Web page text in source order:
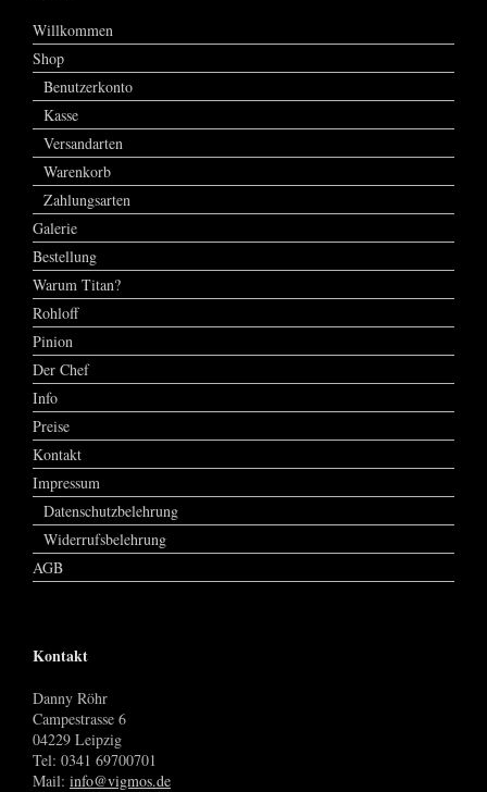
Willkommen
Shop
Benutzerkonto
Kasse
Versandarten
Warenkorb
Zahlungsarten
Galerie
Bestellung
Warum Titan?
Rohloff
Pinion
Der Chef
Info
Preise
Kontakt
Impressum
Datenschutzbelehrung
Widerrufsbelehrung
AGB
Kontakt
Danny Röhr
Campestrasse 6
04229 Leipzig
Tel: 0341 69700701
Mail: info@vigmos.de